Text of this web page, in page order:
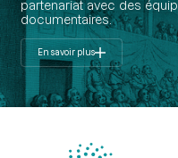
partenariat avec des
documentaires.
En savoir plus